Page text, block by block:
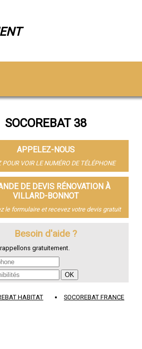
SOCOREBAT 38
APPELEZ-NOUS
POUR VOIR LE NUMÉRO DE TÉLÉPHONE
DE DEVIS RÉNOVATION À
VILLARD-BONNOT
le formulaire et recevez votre devis gratuit
Besoin d'aide ?
gratuitement.
HABITAT SOCOREBAT FRANCE